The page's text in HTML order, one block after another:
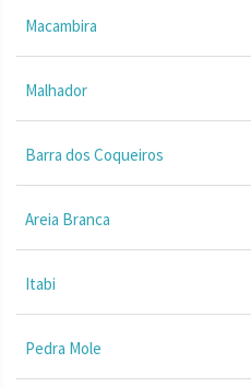
Macambira
Malhador
Barra dos Coqueiros
Areia Branca
Itabi
Pedra Mole